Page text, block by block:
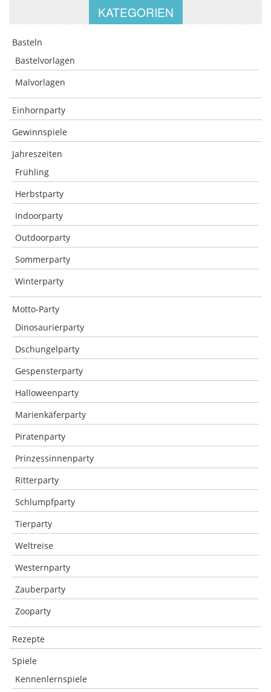
KATEGORIEN
Basteln
Bastelvorlagen
Malvorlagen
Einhornparty
Gewinnspiele
Jahreszeiten
Frühling
Herbstparty
Indoorparty
Outdoorparty
Sommerparty
Winterparty
Motto-Party
Dinosaurierparty
Dschungelparty
Gespensterparty
Halloweenparty
Marienkäferparty
Piratenparty
Prinzessinnenparty
Ritterparty
Schlumpfparty
Tierparty
Weltreise
Westernparty
Zauberparty
Zooparty
Rezepte
Spiele
Kennenlernspiele